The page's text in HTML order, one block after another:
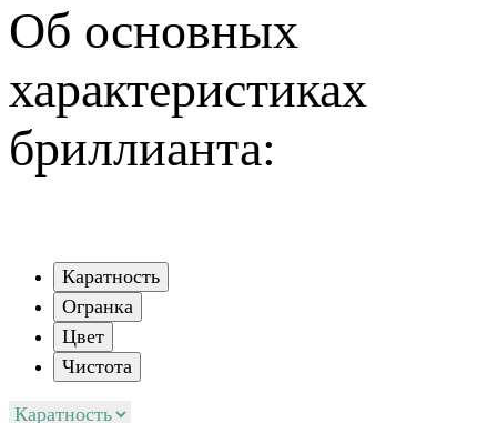
Об основных
характеристиках
бриллианта:
Каратность
Огранка
Цвет
Чистота